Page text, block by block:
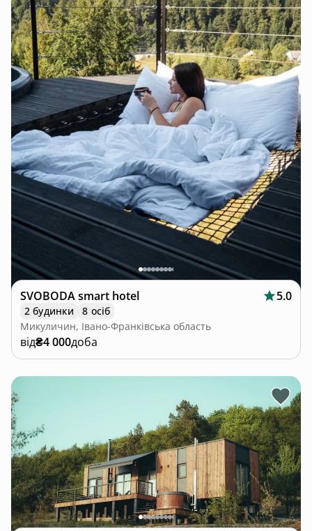
SVOBODA smart hotel 5.0
2 будинки
8 осіб
Микуличин, Івано-Франківська область
від₴4 000доба